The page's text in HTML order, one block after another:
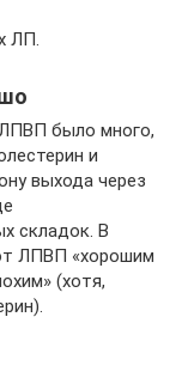
ЛП.
было много,
и
выхода через
складок. В
ЛПВП «хорошим
(хотя,